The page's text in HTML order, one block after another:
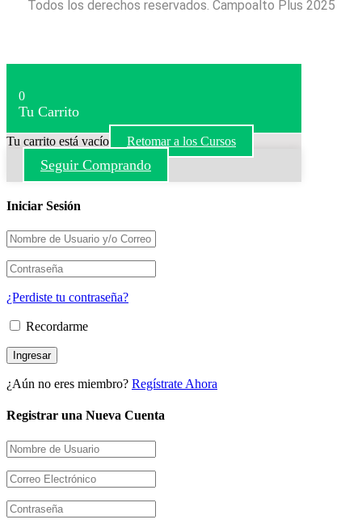
Todos los derechos reservados. Campoalto Plus 2025
0
Tu Carrito
Tu carrito está vacío Retomar a los Cursos
Seguir Comprando
Iniciar Sesión
¿Perdiste tu contraseña?
Recordarme
¿Aún no eres miembro? Regístrate Ahora
Registrar una Nueva Cuenta